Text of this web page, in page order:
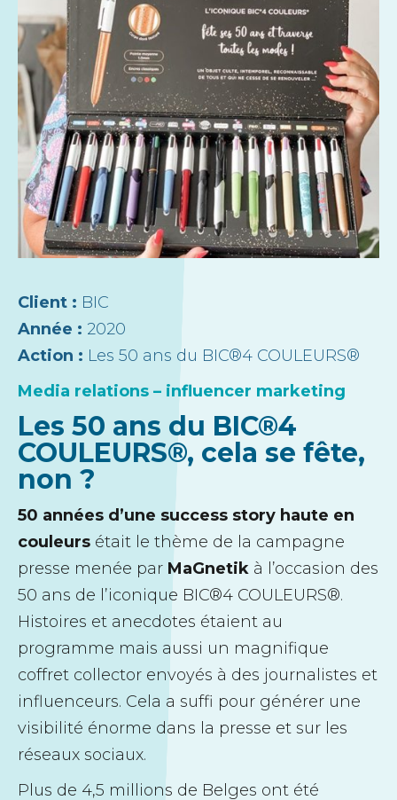
Client : BIC
Année : 2020
Action : Les 50 ans du BIC®4 COULEURS®
Media relations – influencer marketing
Les 50 ans du BIC®4
COULEURS®, cela se fête,
non ?
50 années d’une success story haute en
couleurs était le thème de la campagne
presse menée par MaGnetik à l’occasion des
50 ans de l’iconique BIC®4 COULEURS®.
Histoires et anecdotes étaient au
programme mais aussi un magnifique
coffret collector envoyés à des journalistes et
influenceurs. Cela a suffi pour générer une
visibilité énorme dans la presse et sur les
réseaux sociaux.
Plus de 4,5 millions de Belges ont été